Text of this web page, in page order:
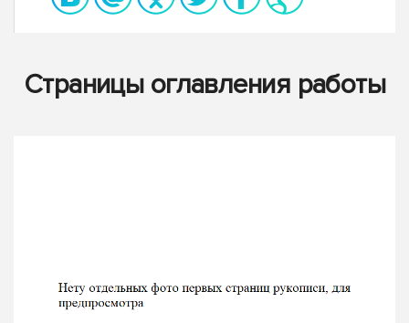
Страницы оглавления работы